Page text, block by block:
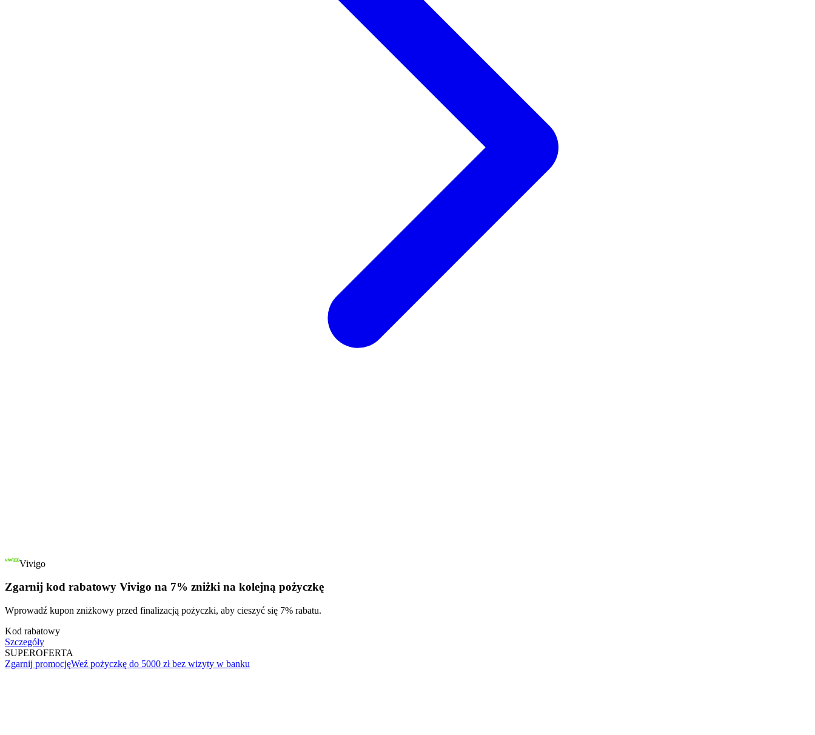
Vivigo
Zgarnij kod rabatowy Vivigo na 7% zniżki na kolejną pożyczkę
Wprowadź kupon zniżkowy przed finalizacją pożyczki, aby cieszyć się 7% rabatu.
Kod rabatowy
Szczegóły
SUPEROFERTA
Zgarnij promocjęWeź pożyczkę do 5000 zł bez wizyty w banku